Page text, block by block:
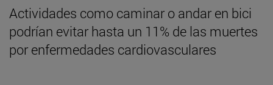
Actividades como caminar o andar en bici
podrían evitar hasta un 11% de las muertes
por enfermedades cardiovasculares